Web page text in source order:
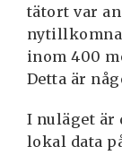
tätort var
nytillkomna
inom 400
Detta är
I nuläget
lokal data